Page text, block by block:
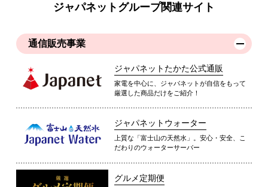
ジャパネットグループ関連サイト
通信販売事業
ジャパネットたかた公式通販
家電を中心に、ジャパネットが自信をもって
厳選した商品だけをご紹介！
ジャパネットウォーター
上質な「富士山の天然水」。安心・安全、こ
だわりのウォーターサーバー
グルメ定期便